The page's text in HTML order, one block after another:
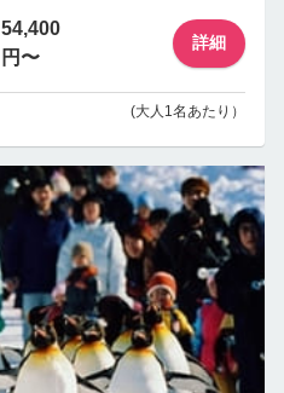
54,400
円〜
詳細
(大人1名あたり）